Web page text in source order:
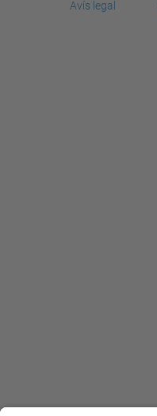
Avís legal